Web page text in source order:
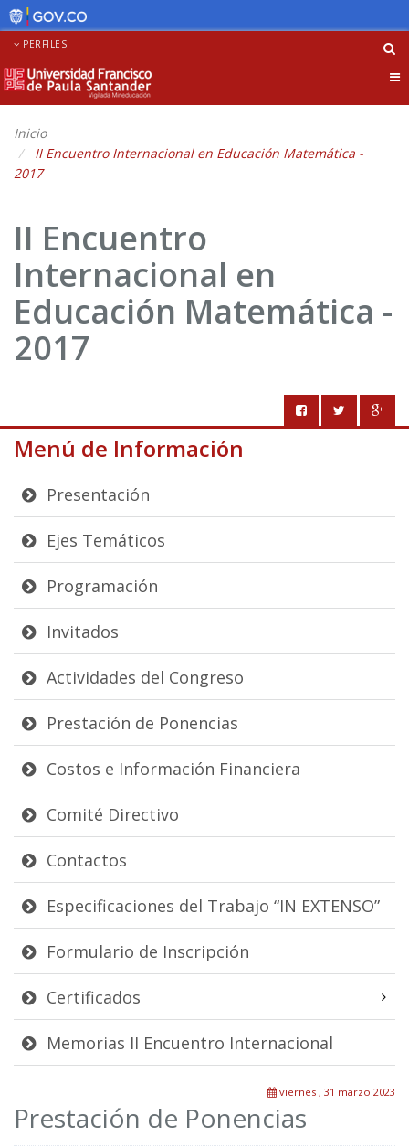
PERFILES
Inicio
II Encuentro Internacional en Educación Matemática -
2017
II Encuentro
Internacional en
Educación Matemática -
2017
Menú de Información
Presentación
Ejes Temáticos
Programación
Invitados
Actividades del Congreso
Prestación de Ponencias
Costos e Información Financiera
Comité Directivo
Contactos
Especificaciones del Trabajo “IN EXTENSO”
Formulario de Inscripción
Certificados
Memorias II Encuentro Internacional
viernes , 31 marzo 2023
Prestación de Ponencias